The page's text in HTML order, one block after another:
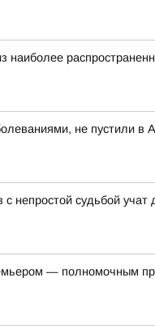
не пустили в
непростой судьбой учат
— полномочным